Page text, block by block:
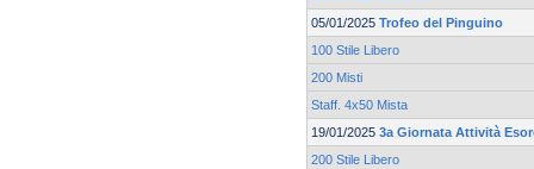
05/01/2025 Trofeo del Pinguino
100 Stile Libero
200 Misti
Staff. 4x50 Mista
19/01/2025 3a Giornata Attività
200 Stile Libero